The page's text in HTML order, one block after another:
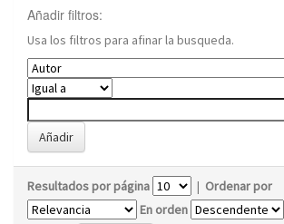
Añadir filtros:
Usa los filtros para afinar la busqueda.
Resultados por página | Ordenar por
En orden